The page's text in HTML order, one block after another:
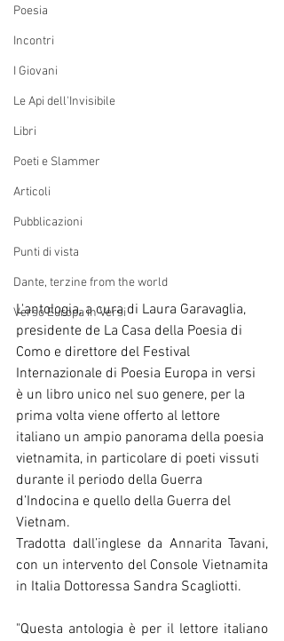
Poesia
Incontri
I Giovani
Le Api dell'Invisibile
Libri
Poeti e Slammer
Articoli
Pubblicazioni
Punti di vista
Dante, terzine from the world
Verso Europa in Versi
L'antologia, a cura di Laura Garavaglia,
presidente de La Casa della Poesia di
Como e direttore del Festival
Internazionale di Poesia Europa in versi
è un libro unico nel suo genere, per la
prima volta viene offerto al lettore
italiano un ampio panorama della poesia
vietnamita, in particolare di poeti vissuti
durante il periodo della Guerra
d’Indocina e quello della Guerra del
Vietnam.
Tradotta dall’inglese da Annarita Tavani,
con un intervento del Console Vietnamita
in Italia Dottoressa Sandra Scagliotti.
"Questa antologia è per il lettore italiano